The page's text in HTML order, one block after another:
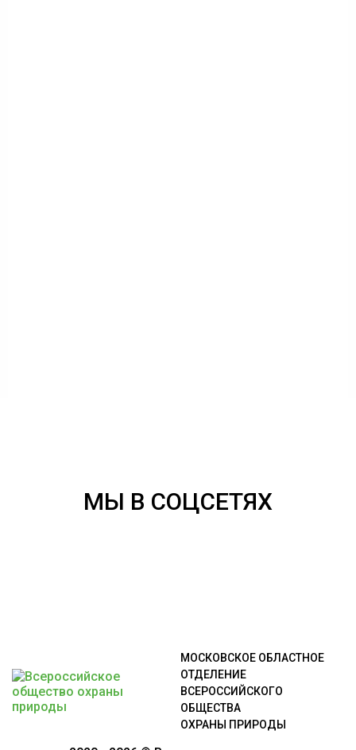
МЫ В СОЦСЕТЯХ
МОСКОВСКОЕ ОБЛАСТНОЕ
ОТДЕЛЕНИЕ
ВСЕРОССИЙСКОГО
ОБЩЕСТВА
ОХРАНЫ ПРИРОДЫ